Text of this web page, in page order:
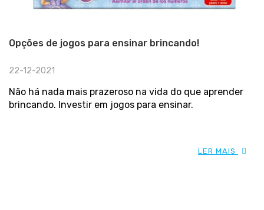
Opções de jogos para ensinar brincando!
22-12-2021
Não há nada mais prazeroso na vida do que aprender
brincando. Investir em jogos para ensinar.
LER MAIS